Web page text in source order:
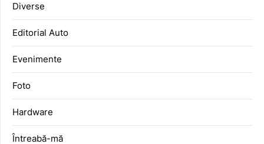
Diverse
Editorial Auto
Evenimente
Foto
Hardware
Întreabă-mă